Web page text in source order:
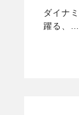
ダイナ
躍る、…